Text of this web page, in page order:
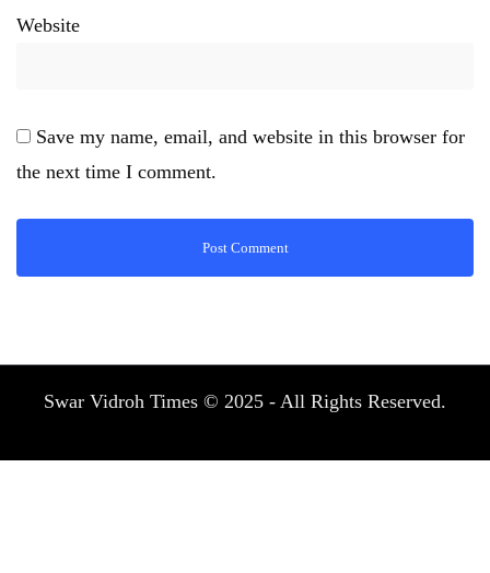
Website
Save my name, email, and website in this browser for
the next time I comment.
Swar Vidroh Times © 2025 - All Rights Reserved.